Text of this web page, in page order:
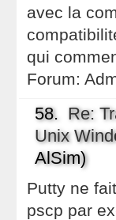
avec la
qui
Forum:
58. Re:
Unix
AlSim)
Putty ne
pscp par